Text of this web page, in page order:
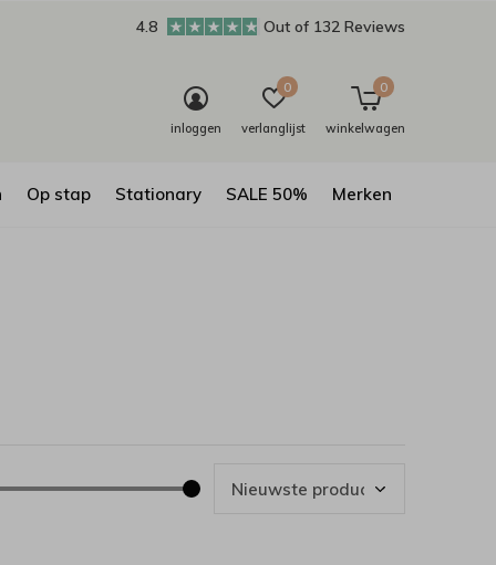
Op stap Stationary SALE 50% Merken
inloggen verlanglijst
0
winkelwagen
0
4.8 Out of 132 Reviews